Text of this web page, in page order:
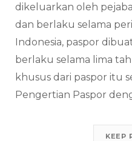
dikeluarkan oleh
dan berlaku selama
Indonesia, paspor
berlaku selama lima
khusus dari paspor itu
Pengertian Paspor
KEEP